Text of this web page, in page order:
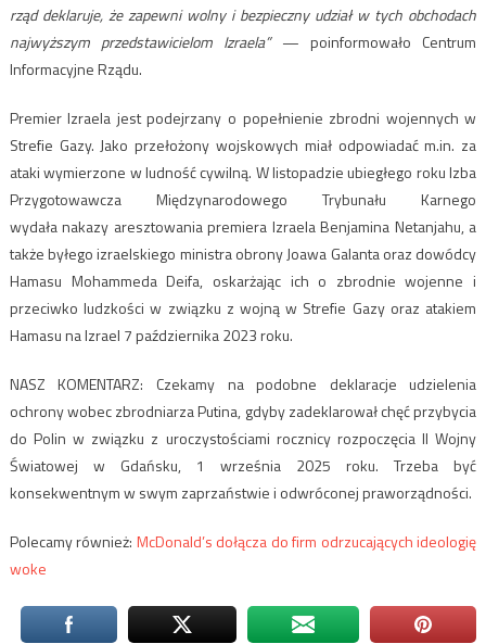
rząd deklaruje, że zapewni wolny i bezpieczny udział w tych obchodach
najwyższym przedstawicielom Izraela”— poinformowało Centrum
Informacyjne Rządu.
Premier Izraela jest podejrzany o popełnienie zbrodni wojennych w
Strefie Gazy. Jako przełożony wojskowych miał odpowiadać m.in. za
ataki wymierzone w ludność cywilną. W listopadzie ubiegłego roku Izba
Przygotowawcza Międzynarodowego Trybunału Karnego
wydała nakazy aresztowania premiera Izraela Benjamina Netanjahu, a
także byłego izraelskiego ministra obrony Joawa Galanta oraz dowódcy
Hamasu Mohammeda Deifa, oskarżając ich o zbrodnie wojenne i
przeciwko ludzkości w związku z wojną w Strefie Gazy oraz atakiem
Hamasu na Izrael 7 października 2023 roku.
NASZ KOMENTARZ: Czekamy na podobne deklaracje udzielenia
ochrony wobec zbrodniarza Putina, gdyby zadeklarował chęć przybycia
do Polin w związku z uroczystościami rocznicy rozpoczęcia II Wojny
Światowej w Gdańsku, 1 września 2025 roku. Trzeba być
konsekwentnym w swym zaprzaństwie i odwróconej praworządności.
Polecamy również: McDonald’s dołącza do firm odrzucających ideologię
woke